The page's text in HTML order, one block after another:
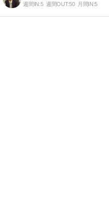
週間IN:5 週間OUT:50 月間IN:5